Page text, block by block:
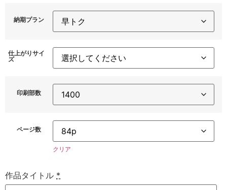
納期プラン
仕上がりサイ
ズ
印刷部数
ページ数
クリア
作品タイトル *